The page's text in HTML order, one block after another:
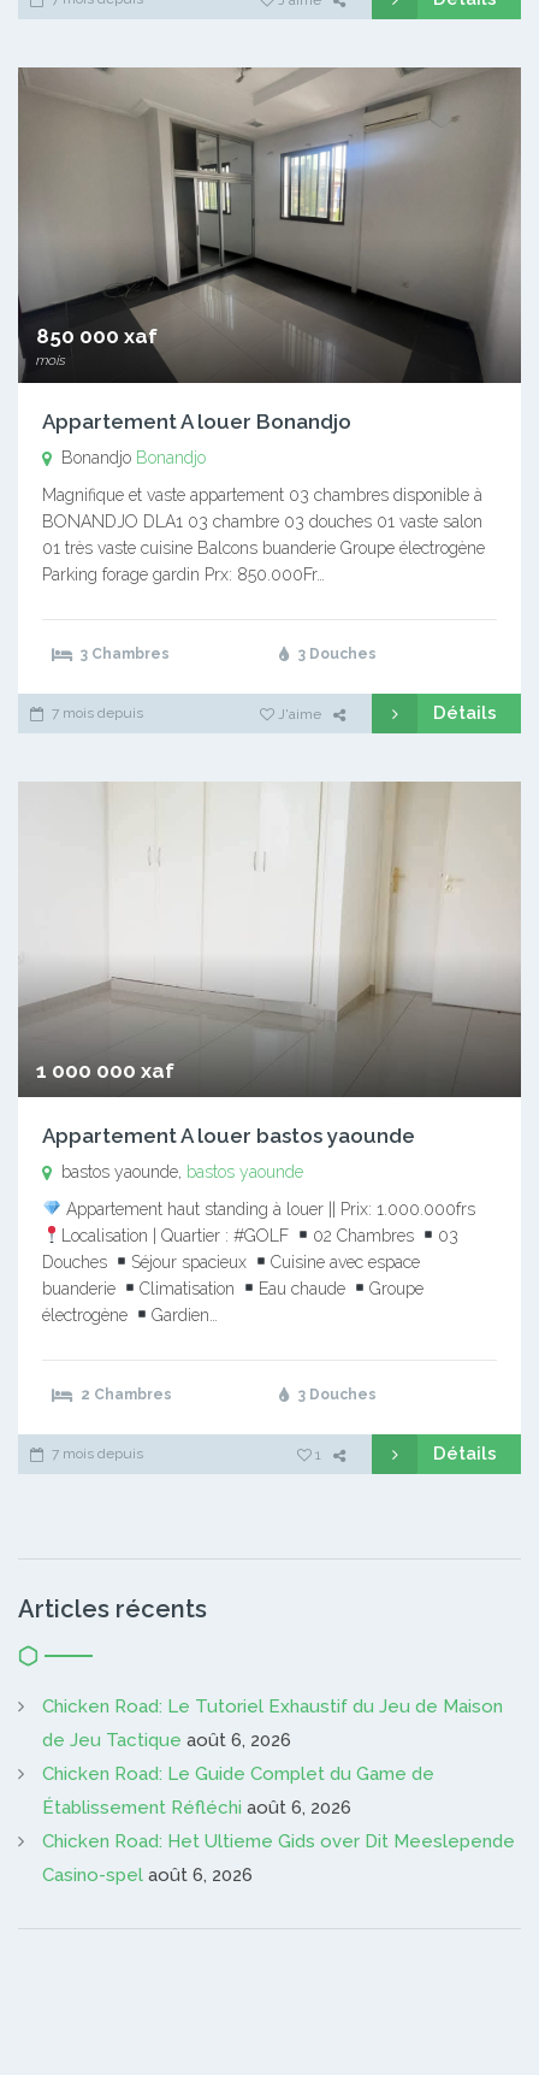
850 000 xaf
mois
Appartement A louer Bonandjo
Bonandjo Bonandjo
Magnifique et vaste appartement 03 chambres disponible à
BONANDJO DLA1 03 chambre 03 douches 01 vaste salon
01 très vaste cuisine Balcons buanderie Groupe électrogène
Parking forage gardin Prx: 850.000Fr…
3 Chambres 3 Douches
7 mois depuis J'aime Détails
1 000 000 xaf
Appartement A louer bastos yaounde
bastos yaounde, bastos yaounde
Appartement haut standing à louer || Prix: 1.000.000frs
Localisation | Quartier : #GOLF
02 Chambres
03
Douches
Séjour spacieux
Cuisine avec espace
buanderie
Climatisation Eau chaude
Groupe
électrogène
Gardien…
2 Chambres 3 Douches
7 mois depuis 1 Détails
Articles récents
Chicken Road: Le Tutoriel Exhaustif du Jeu de Maison
de Jeu Tactique août 6, 2026
Chicken Road: Le Guide Complet du Game de
Établissement Réfléchi août 6, 2026
Chicken Road: Het Ultieme Gids over Dit Meeslepende
Casino-spel août 6, 2026